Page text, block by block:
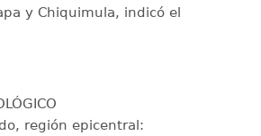
y Chiquimula, indicó el
región epicentral: